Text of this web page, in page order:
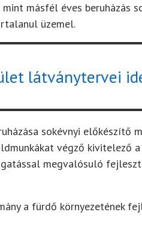
másfél éves beruházás
üzemel.
látványtervei
sokévnyi előkészítő
végző kivitelező
megvalósuló
a fürdő környezetének